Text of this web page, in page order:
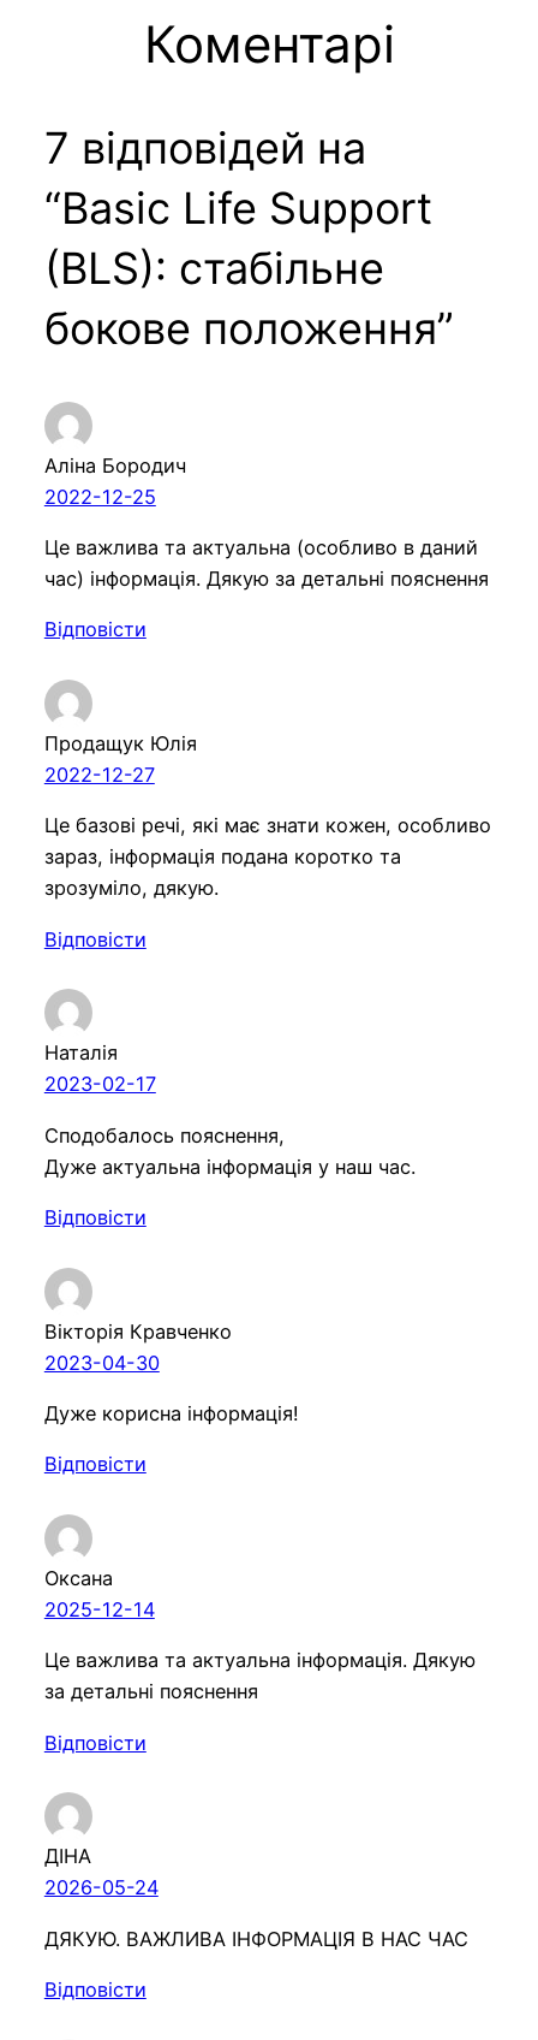
Коментарі
7 відповідей на
“Basic Life Support
(BLS): стабільне
бокове положення”
Аліна Бородич
2022-12-25
Це важлива та актуальна (особливо в даний
час) інформація. Дякую за детальні пояснення
Відповісти
Продащук Юлія
2022-12-27
Це базові речі, які має знати кожен, особливо
зараз, інформація подана коротко та
зрозуміло, дякую.
Відповісти
Наталiя
2023-02-17
Сподобалось пояснення,
Дуже актуальна iнформацiя у наш час.
Відповісти
Вікторія Кравченко
2023-04-30
Дуже корисна інформація!
Відповісти
Оксана
2025-12-14
Це важлива та актуальна інформація. Дякую
за детальні пояснення
Відповісти
ДІНА
2026-05-24
ДЯКУЮ. ВАЖЛИВА ІНФОРМАЦІЯ В НАС ЧАС
Відповісти